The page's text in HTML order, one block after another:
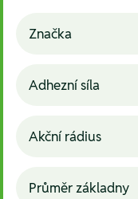
Značka
Adhezní síla
Akční rádius
Průměr základny